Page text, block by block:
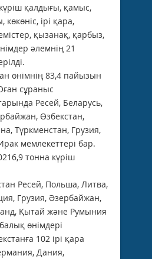
қалдығы, қамыс,
ірі қара,
қызанақ, қарбыз,
әлемнің 21
өнімнің 83,4 пайызын
сұраныс
Ресей, Беларусь,
Өзбекстан,
Түркменстан, Грузия,
мемлекеттері бар.
тонна күріш
Ресей, Польша, Литва,
Грузия, Әзербайжан,
Қытай және Румыния
өнімдері
102 ірі қара
Дания,